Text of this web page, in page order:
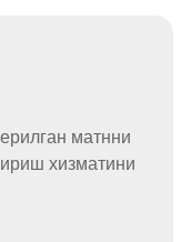
матнни
хизматини